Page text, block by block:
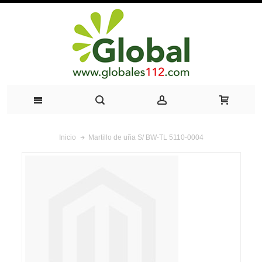
Inicio Martillo de uña S/ BW-TL 5110-0004